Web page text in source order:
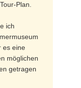
Plan.
ich
es eine
möglichen
getragen